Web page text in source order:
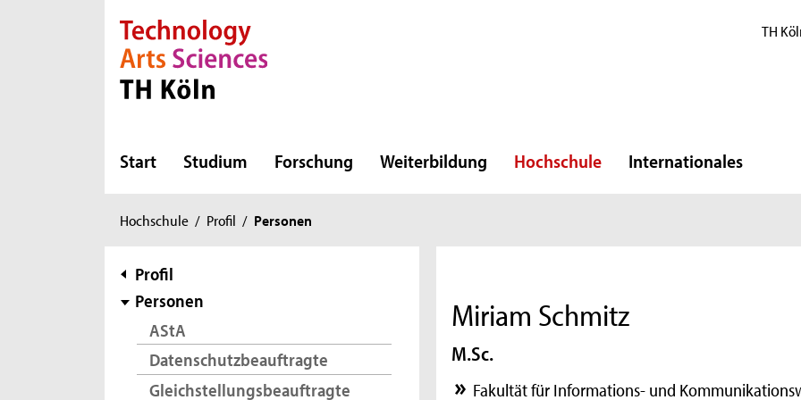
Direkt zur Hauptnavigation
Direkt zur Subnavigation
Direkt zum Inhalt
Direkt zum Fußbereich TH
Start Studium Forschung Weiterbildung Hochschule Internationales
Sie
hier:
Hochschule / Profil / Personen
Subnavigation
Profil
Personen
AStA
Datenschutzbeauftragte
Gleichstellungsbeauftragte
Miriam Schmitz
M.Sc.
Fakultät für Informations- und